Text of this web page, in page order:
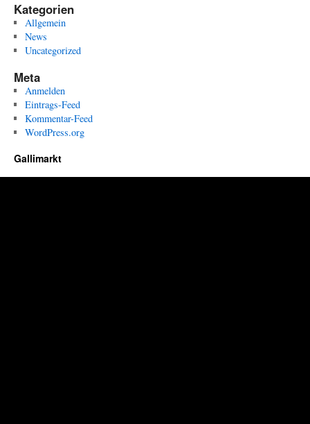
Kategorien
Allgemein
News
Uncategorized
Meta
Anmelden
Eintrags-Feed
Kommentar-Feed
WordPress.org
Gallimarkt